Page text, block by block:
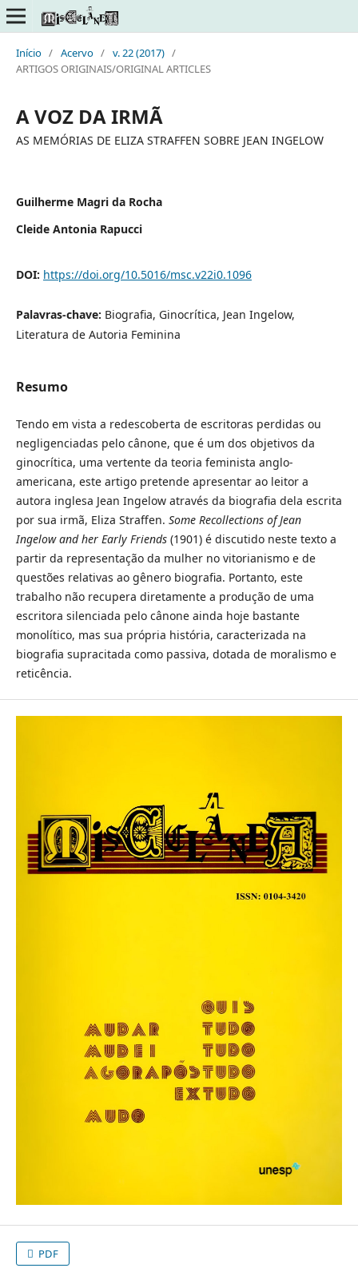
Início / Acervo / v. 22 (2017) /
ARTIGOS ORIGINAIS/ORIGINAL ARTICLES
A VOZ DA IRMÃ
AS MEMÓRIAS DE ELIZA STRAFFEN SOBRE JEAN INGELOW
Guilherme Magri da Rocha
Cleide Antonia Rapucci
DOI: https://doi.org/10.5016/msc.v22i0.1096
Palavras-chave: Biografia, Ginocrítica, Jean Ingelow,
Literatura de Autoria Feminina
Resumo
Tendo em vista a redescoberta de escritoras perdidas ou
negligenciadas pelo cânone, que é um dos objetivos da
ginocrítica, uma vertente da teoria feminista anglo-
americana, este artigo pretende apresentar ao leitor a
autora inglesa Jean Ingelow através da biografia dela escrita
por sua irmã, Eliza Straffen. Some Recollections of Jean
Ingelow and her Early Friends(1901) é discutido neste texto a
partir da representação da mulher no vitorianismo e de
questões relativas ao gênero biografia. Portanto, este
trabalho não recupera diretamente a produção de uma
escritora silenciada pelo cânone ainda hoje bastante
monolítico, mas sua própria história, caracterizada na
biografia supracitada como passiva, dotada de moralismo e
reticência.
PDF